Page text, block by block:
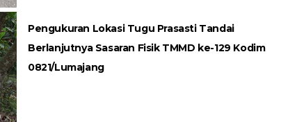
Pengukuran Lokasi Tugu Prasasti Tandai
Berlanjutnya Sasaran Fisik TMMD ke-129 Kodim
0821/Lumajang